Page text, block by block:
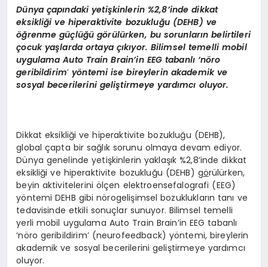
Dünya çapındaki yetişkinlerin %2,8’inde dikkat
eksikliği ve hiperaktivite bozukluğu (DEHB) ve
öğrenme güçlüğü görülürken, bu sorunların belirtileri
çocuk yaşlarda ortaya çıkıyor. Bilimsel temelli mobil
uygulama Auto Train Brain’in EEG tabanlı ‘nöro
geribildirim’yöntemi ise bireylerin akademik ve
sosyal becerilerini geliştirmeye yardımcı oluyor.
Dikkat eksikliği ve hiperaktivite bozukluğu (DEHB),
global çapta bir sağlık sorunu olmaya devam ediyor.
Dünya genelinde yetişkinlerin yaklaşık %2,8’inde dikkat
eksikliği ve hiperaktivite bozukluğu (DEHB) görülürken,
beyin aktivitelerini ölçen elektroensefalografi (EEG)
yöntemi DEHB gibi nörogelişimsel bozuklukların tanı ve
tedavisinde etkili sonuçlar sunuyor. Bilimsel temelli
yerli mobil uygulama Auto Train Brain’in EEG tabanlı
‘nöro geribildirim’ (neurofeedback) yöntemi, bireylerin
akademik ve sosyal becerilerini geliştirmeye yardımcı
oluyor.